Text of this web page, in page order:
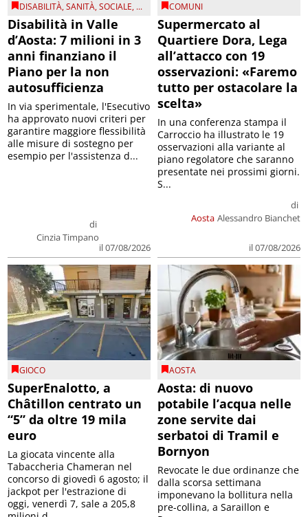
DISABILITÀ,SANITÀ,SOCIALE, ...
Disabilità in Valle
d’Aosta: 7 milioni in 3
anni finanziano il
Piano per la non
autosufficienza
di
Cinzia Timpano
il 07/08/2026
In via sperimentale, l'Esecutivo
ha approvato nuovi criteri per
garantire maggiore flessibilità
alle misure di sostegno per
esempio per l'assistenza d...
COMUNI
Supermercato al
Quartiere Dora, Lega
all’attacco con 19
osservazioni: «Faremo
tutto per ostacolare la
scelta»
Aosta
di
Alessandro Bianchet
il 07/08/2026
In una conferenza stampa il
Carroccio ha illustrato le 19
osservazioni alla variante al
piano regolatore che saranno
presentate nei prossimi giorni.
S...
GIOCO
SuperEnalotto, a
Châtillon centrato un
“5” da oltre 19 mila
euro
La giocata vincente alla
Tabaccheria Chameran nel
concorso di giovedì 6 agosto; il
jackpot per l'estrazione di
oggi, venerdì 7, sale a 205,8
AOSTA
Aosta: di nuovo
potabile l’acqua nelle
zone servite dai
serbatoi di Tramil e
Bornyon
Revocate le due ordinanze che
dalla scorsa settimana
imponevano la bollitura nella
pre-collina, a Saraillon e